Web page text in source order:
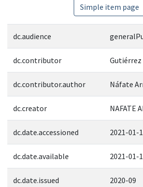
Simple item page
dc.audience
dc.contributor Gutiérrez
dc.contributor.author Náfate
dc.creator NAFATE
dc.date.accessioned 2021-01-
dc.date.available 2021-01-
dc.date.issued 2020-09